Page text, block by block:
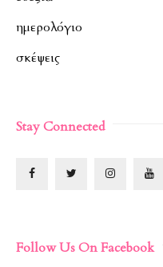
ημερολόγιο
σκέψεις
Stay Connected
Follow Us On Facebook